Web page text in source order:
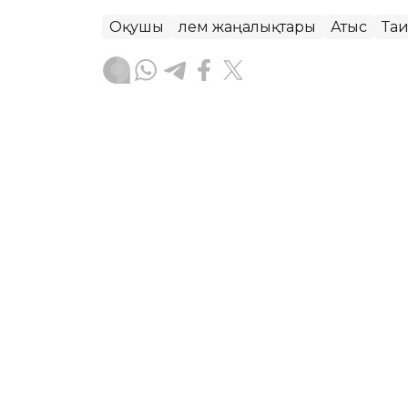
Оқушы Әлем жаңалықтары Атыс